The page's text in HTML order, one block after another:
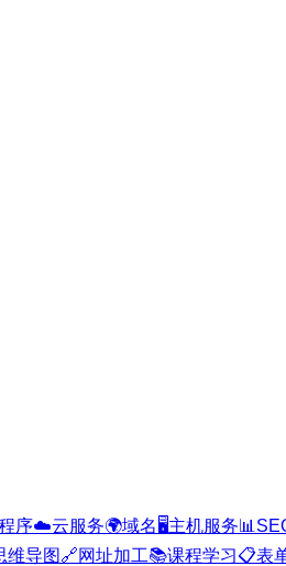
序☁️云服务🌍域名 🖥️主机服务📊
维导图🔗网址加工📚课程学习📋表